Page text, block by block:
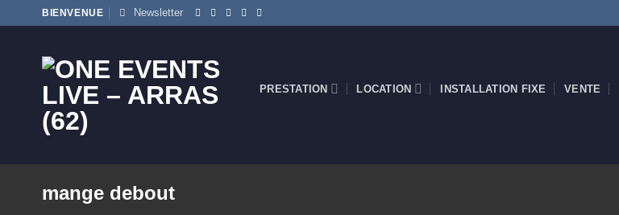
au
BIENVENUE Newsletter
PRESTATION LOCATION INSTALLATION FIXE VENTE
mange debout